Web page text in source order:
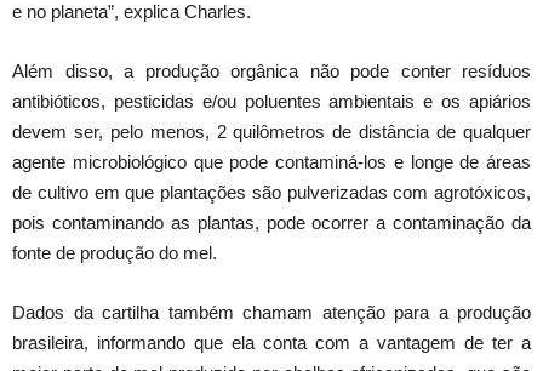
e no planeta”, explica Charles.
Além disso, a produção orgânica não pode conter resíduos
antibióticos, pesticidas e/ou poluentes ambientais e os apiários
devem ser, pelo menos, 2 quilômetros de distância de qualquer
agente microbiológico que pode contaminá-los e longe de áreas
de cultivo em que plantações são pulverizadas com agrotóxicos,
pois contaminando as plantas, pode ocorrer a contaminação da
fonte de produção do mel.
Dados da cartilha também chamam atenção para a produção
brasileira, informando que ela conta com a vantagem de ter a